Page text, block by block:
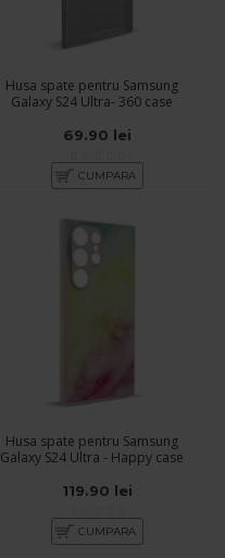
Husa spate pentru Samsung
Galaxy S24 Ultra- 360 case
69.90 lei
CUMPARA
Husa spate pentru Samsung
Galaxy S24 Ultra - Happy case
119.90 lei
CUMPARA